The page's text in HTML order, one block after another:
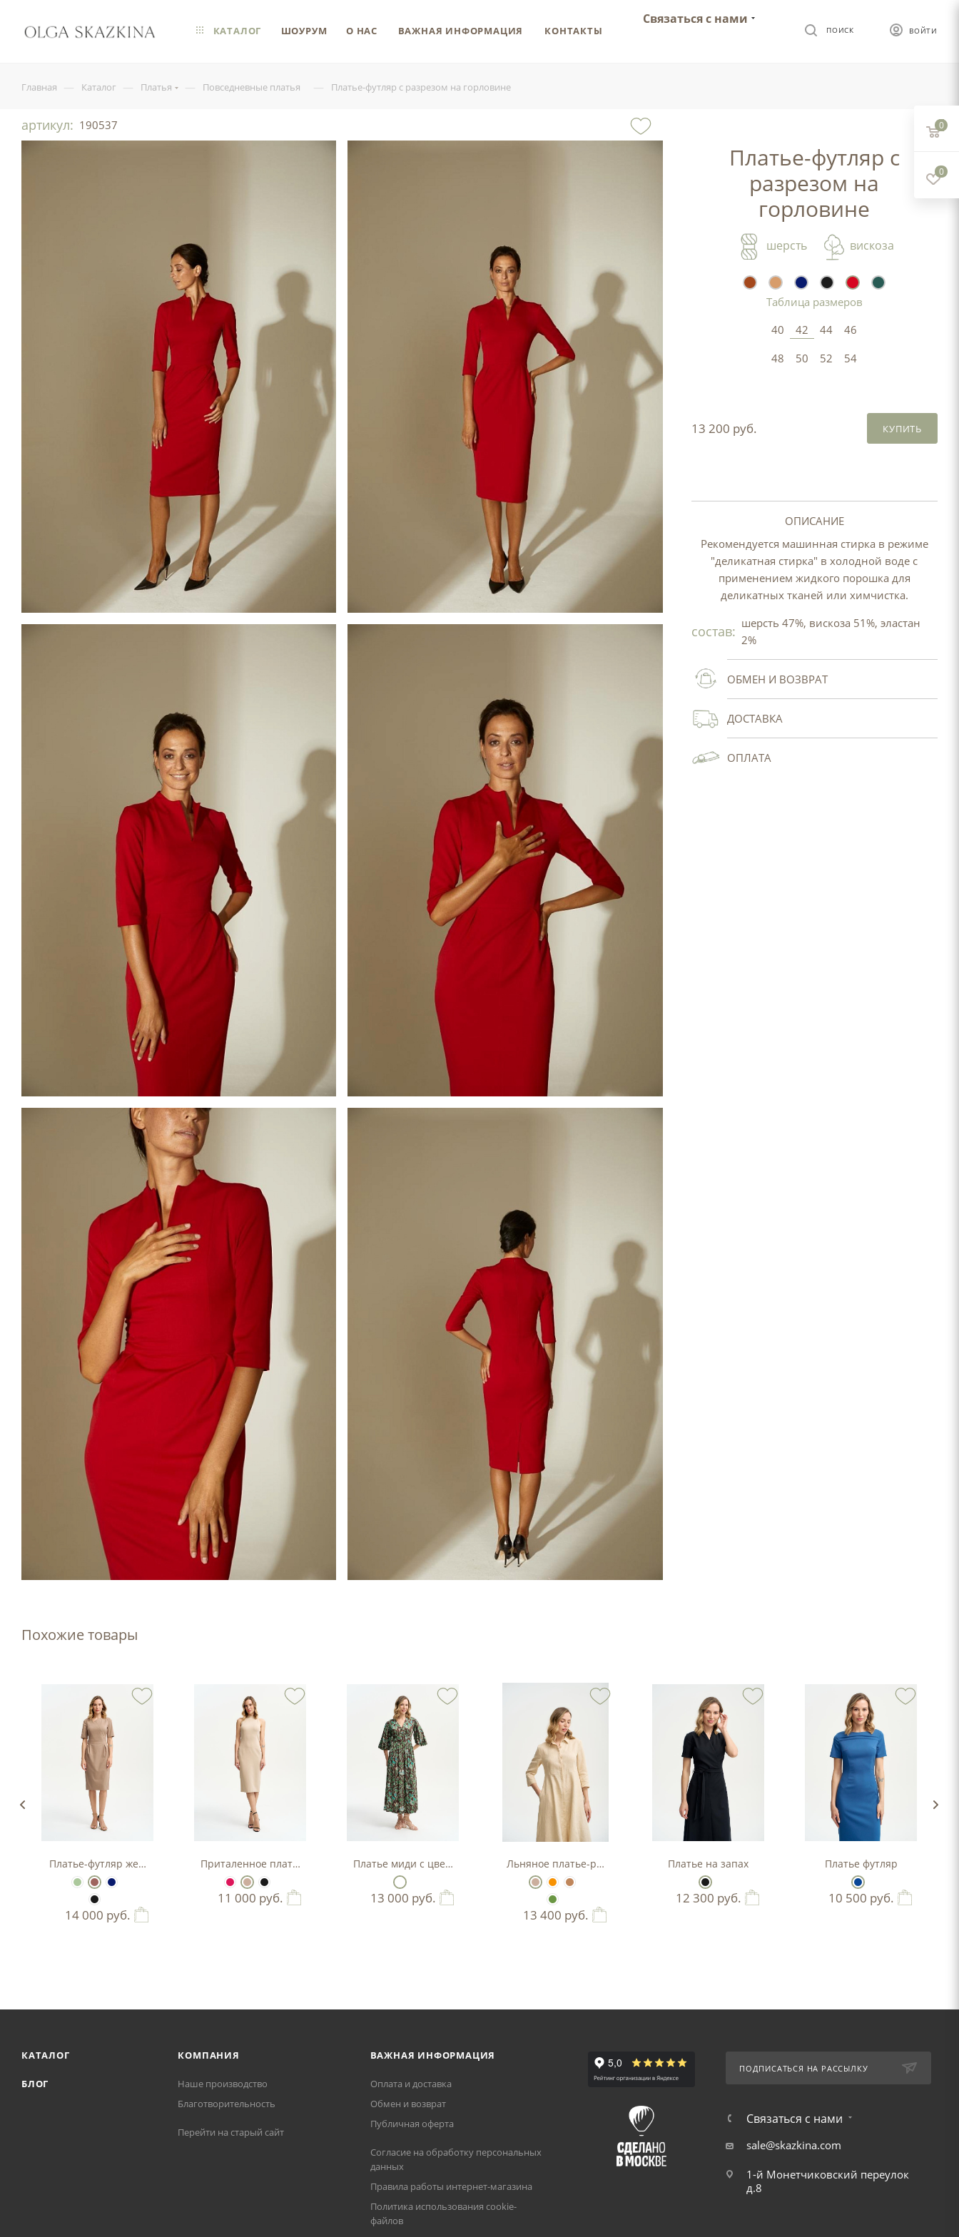
ВОЙТИ
ПОИСК
Связаться с нами
КАТАЛОГ ШОУРУМ О НАС ВАЖНАЯ ИНФОРМАЦИЯ КОНТАКТЫ
Главная — Каталог — Платья — Повседневные платья — Платье-футляр с разрезом на горловине
артикул: 190537
Платье-футляр с
разрезом на
горловине
шерсть вискоза
Таблица размеров
40
42 44
46
48
50 52 54
13 200 руб. КУПИТЬ
ОПИСАНИЕ
Рекомендуется машинная стирка в режиме
"деликатная стирка" в холодной воде с
применением жидкого порошка для
деликатных тканей или химчистка.
состав: шерсть 47%, вискоза 51%, эластан
2%
ОБМЕН И ВОЗВРАТ
ДОСТАВКА
ОПЛАТА
Похожие товары
Платье-футляр женское
14 000 руб.
Приталенное платье-футляр
11 000 руб.
Платье миди с цветочным принтом
13 000 руб.
Льняное платье-рубашка А-силуэта
13 400 руб.
Платье на запах
12 300 руб.
Платье футляр
10 500 руб.
КАТАЛОГ
БЛОГ
КОМПАНИЯ
Наше производство
Благотворительность
Перейти на старый сайт
ВАЖНАЯ ИНФОРМАЦИЯ
Оплата и доставка
Обмен и возврат
Публичная оферта
Согласие на обработку персональных
данных
Правила работы интернет-магазина
Политика использования cookie-
файлов
ПОДПИСАТЬСЯ НА РАССЫЛКУ
Связаться с нами
sale@skazkina.com
1-й Монетчиковский переулок
д.8
0
0